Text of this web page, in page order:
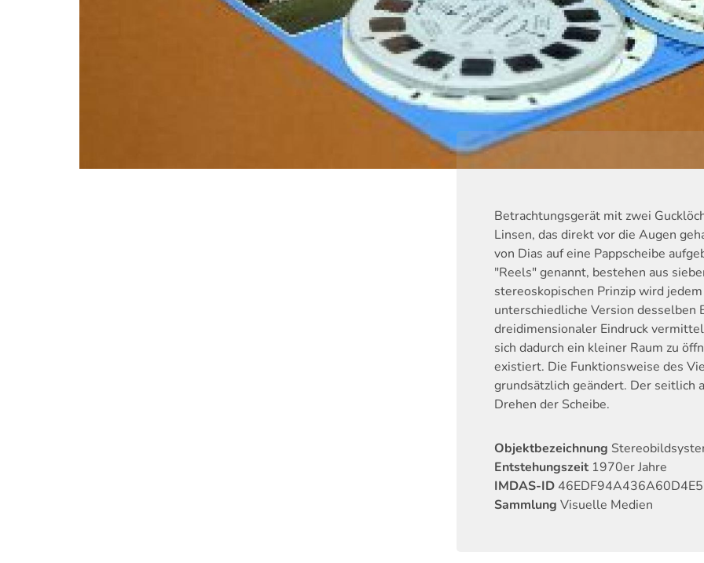
Betrachtungsgerät mit zwei
Linsen, das direkt vor die Augen
von Dias auf eine Pappscheibe
"Reels" genannt, bestehen aus
stereoskopischen Prinzip wird
unterschiedliche Version desselben
dreidimensionaler Eindruck
sich dadurch ein kleiner Raum zu
existiert. Die Funktionsweise des
grundsätzlich geändert. Der seitlich
Drehen der Scheibe.
Objektbezeichnung
Entstehungszeit 1970er Jahre
IMDAS-ID
Sammlung Visuelle Medien